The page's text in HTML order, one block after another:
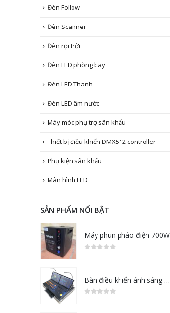
Đèn Follow
Đèn Scanner
Đèn rọi trời
Đèn LED phòng bay
Đèn LED Thanh
Đèn LED âm nước
Máy móc phụ trợ sân khấu
Thiết bị điều khiển DMX512 controller
Phụ kiện sân khấu
Màn hình LED
SẢN PHẨM NỔI BẬT
Máy phun pháo điện 700W
Bàn điều khiển ánh sáng Grand MA2